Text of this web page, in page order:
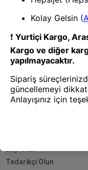
Hakkımızda
Akademi
Bilgi Merkezi
Yete Import
Yol Haritamız
Bayi Olun
Tedarikçi Olun